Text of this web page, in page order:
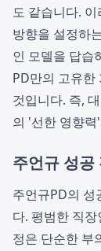
도 같습니다.
방향을 설정하
인 모델을 답습
PD만의 고유한
것입니다. 즉,
의 '선한 영향
주언규 성공
주언규PD의 성
다. 평범한 직
정은 단순한 부